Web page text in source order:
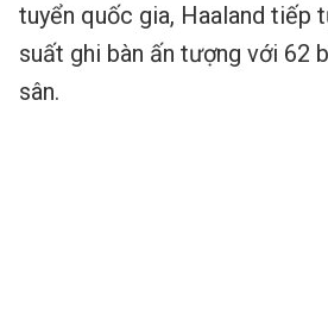
tuyển quốc gia, Haaland tiếp
suất ghi bàn ấn tượng với 62
sân.